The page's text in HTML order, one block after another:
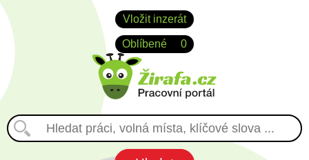
Vložit inzerát
Oblíbené 0